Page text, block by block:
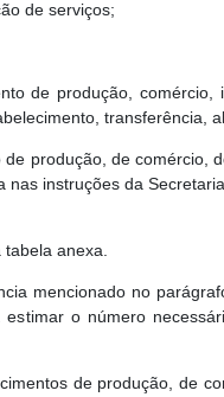
de serviços;
de produção,
transferência,
produção, de comércio,
instruções da
anexa.
mencionado no
o número
de produção, de